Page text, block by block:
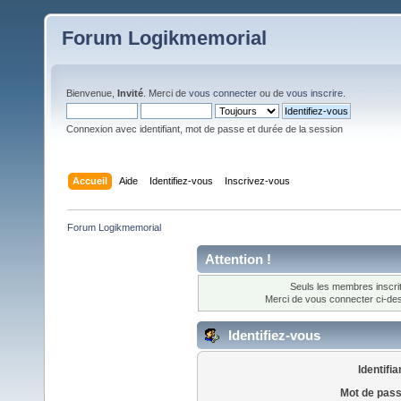
Forum Logikmemorial
Bienvenue, Invité . Merci de vous connecter ou de vous inscrire
Connexion avec identifiant, mot de passe et durée de la session
Accueil Aide Identifiez-vous Inscrivez-vous
Forum Logikmemorial
Attention !
Seuls les membres
Merci de vous connecter ci-
Identifiez-vous
Mot de